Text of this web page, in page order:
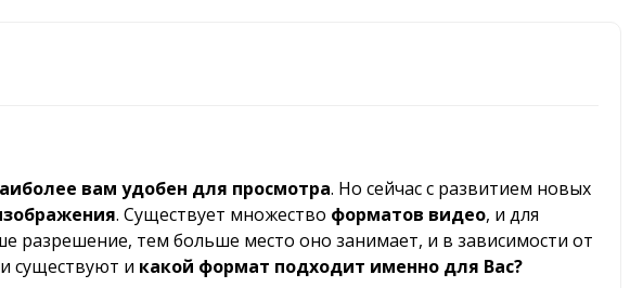
вам удобен для просмотра. Но сейчас с развитием новых
. Существует множество форматов видео, и для
разрешение, тем больше место оно занимает, и в зависимости от
существуют и какой формат подходит именно для Вас?